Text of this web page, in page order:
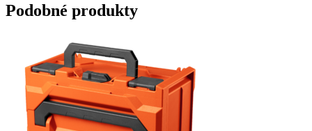
Podobné produkty